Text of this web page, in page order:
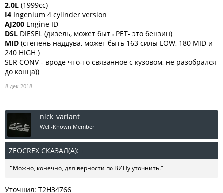
2.0L (1999cc)
I4 Ingenium 4 cylinder version
AJ200 Engine ID
DSL DIESEL (дизель, может быть PET- это бензин)
MID (степень наддува, может быть 163 силы LOW, 180 MID и
240 HIGH )
SER CONV - вроде что-то связанное с кузовом, не разобрался
до конца))
8 дек 2018
nick_variant
Well-Known Member
ZEOCREX СКАЗАЛ(А):
"Можно, конечно, для верности по ВИНу уточнить."
Уточнил: T2H34766